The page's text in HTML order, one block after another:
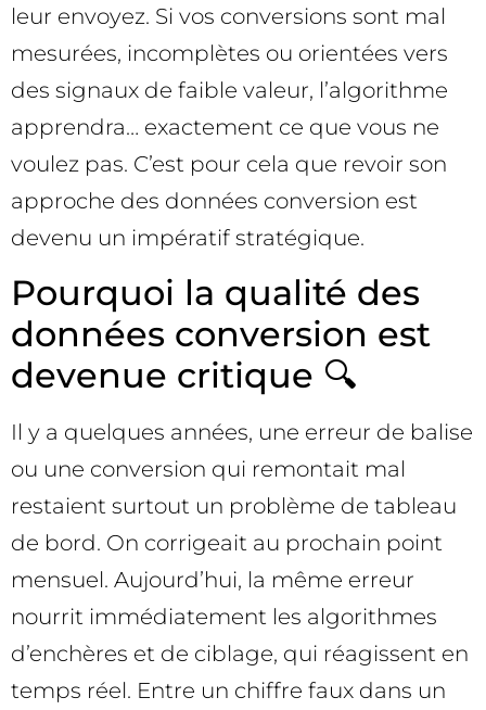
leur envoyez. Si vos conversions sont mal
mesurées, incomplètes ou orientées vers
des signaux de faible valeur, l’algorithme
apprendra… exactement ce que vous ne
voulez pas. C’est pour cela que revoir son
approche des données conversion est
devenu un impératif stratégique.
Pourquoi la qualité des
données conversion est
devenue critique 🔍
Il y a quelques années, une erreur de balise
ou une conversion qui remontait mal
restaient surtout un problème de tableau
de bord. On corrigeait au prochain point
mensuel. Aujourd’hui, la même erreur
nourrit immédiatement les algorithmes
d’enchères et de ciblage, qui réagissent en
temps réel. Entre un chiffre faux dans un